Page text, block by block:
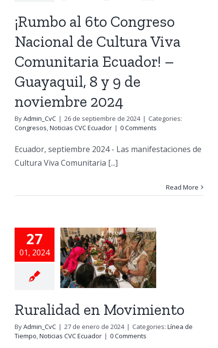
9 de
Noticias CVC
Ecuador
¡Rumbo al 6to Congreso
Nacional de Cultura Viva
Comunitaria Ecuador! –
Guayaquil, 8 y 9 de
noviembre 2024
ByAdmin_CvC | 26 de septiembre de 2024 | Categories:
Congresos,Noticias CVC Ecuador | 0 Comments
Ecuador, septiembre 2024 - Las manifestaciones de
Cultura Viva Comunitaria [...]
Read More
27
01, 2024
en
Ecuador
Ruralidad en Movimiento
ByAdmin_CvC | 27 de enero de 2024 | Categories: Línea de
Tiempo,Noticias CVC Ecuador | 0 Comments